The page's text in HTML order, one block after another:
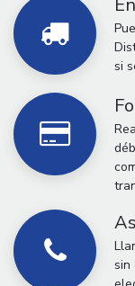
si
sin